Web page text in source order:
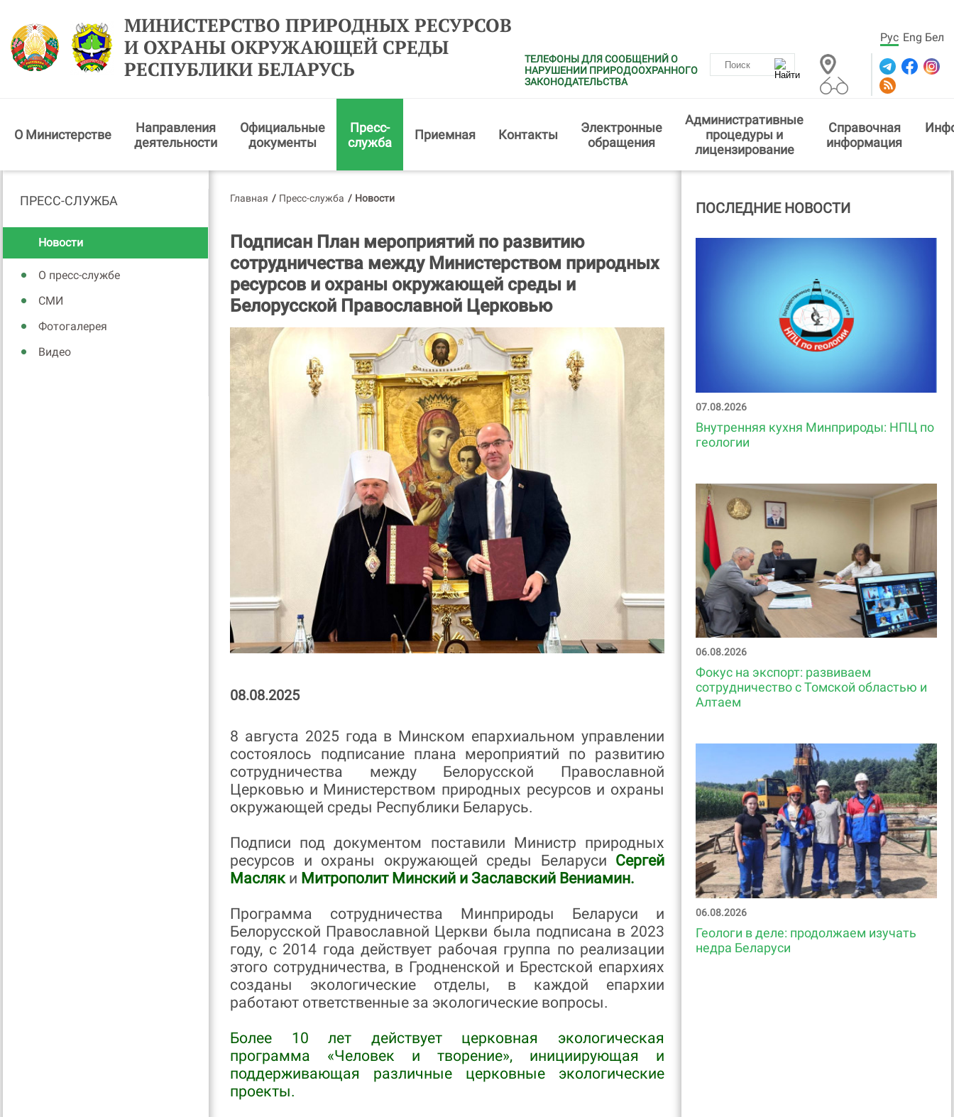
МИНИСТЕРСТВО ПРИРОДНЫХ РЕСУРСОВ
И ОХРАНЫ ОКРУЖАЮЩЕЙ СРЕДЫ
РЕСПУБЛИКИ БЕЛАРУСЬ
Рус Eng Бел
ТЕЛЕФОНЫ ДЛЯ СООБЩЕНИЙ О
НАРУШЕНИИ ПРИРОДООХРАННОГО
ЗАКОНОДАТЕЛЬСТВА
О Министерстве
Направления
деятельности
Официальные
документы
Пресс-
служба
Приемная Контакты
Электронные
обращения
Административные
процедуры и
лицензирование
Справочная
информация
ПРЕСС-СЛУЖБА
Новости
О пресс-службе
СМИ
Фотогалерея
Видео
Главная / Пресс-служба / Новости
Подписан План мероприятий по развитию
сотрудничества между Министерством природных
ресурсов и охраны окружающей среды и
Белорусской Православной Церковью
08.08.2025
8 августа 2025 года в Минском епархиальном управлении
состоялось подписание плана мероприятий по развитию
сотрудничества между Белорусской Православной
Церковью и Министерством природных ресурсов и охраны
окружающей среды Республики Беларусь.
Подписи под документом поставили Министр природных
ресурсов и охраны окружающей среды Беларуси Сергей
Масляки Митрополит Минский и Заславский Вениамин.
Программа сотрудничества Минприроды Беларуси и
Белорусской Православной Церкви была подписана в 2023
году, с 2014 года действует рабочая группа по реализации
этого сотрудничества, в Гродненской и Брестской епархиях
созданы экологические отделы, в каждой епархии
работают ответственные за экологические вопросы.
Более 10 лет действует церковная экологическая
программа «Человек и творение», инициирующая и
поддерживающая различные церковные экологические
проекты.
ПОСЛЕДНИЕ НОВОСТИ
07.08.2026
Внутренняя кухня Минприроды: НПЦ по
геологии
06.08.2026
Фокус на экспорт: развиваем
сотрудничество с Томской областью и
Алтаем
06.08.2026
Геологи в деле: продолжаем изучать
недра Беларуси